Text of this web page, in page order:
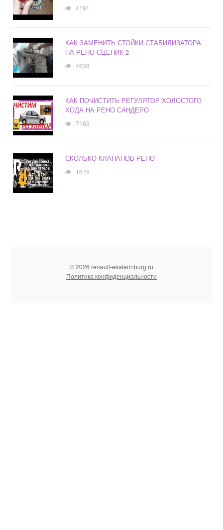
4191
КАК ЗАМЕНИТЬ СТОЙКИ СТАБИЛИЗАТОРА
НА РЕНО СЦЕНИК 2
4638
КАК ПОЧИСТИТЬ РЕГУЛЯТОР ХОЛОСТОГО
ХОДА НА РЕНО САНДЕРО
7165
СКОЛЬКО КЛАПАНОВ РЕНО
1675
© 2026 renault-ekaterinburg.ru
Политика конфиденциальности